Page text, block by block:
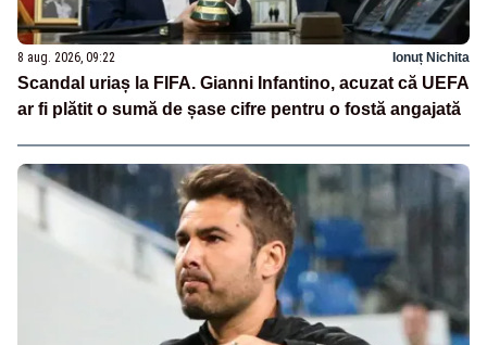
8 aug. 2026, 09:22 Ionuț Nichita
Scandal uriaș la FIFA. Gianni Infantino, acuzat că UEFA
ar fi plătit o sumă de șase cifre pentru o fostă angajată